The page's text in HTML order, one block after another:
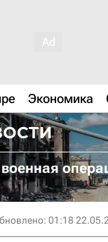
Экономика
01:18